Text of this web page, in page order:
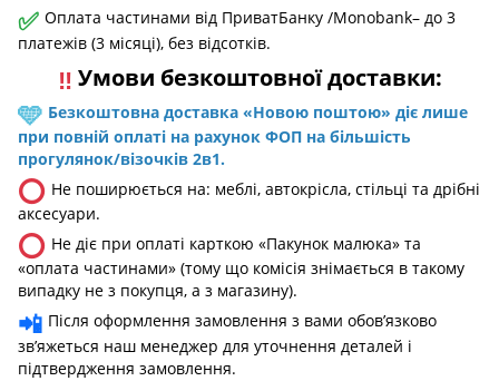
✅ Оплата частинами від ПриватБанку /Monobank– до 3
платежів (3 місяці), без відсотків.
‼️ Умови безкоштовної доставки:
🩵 Безкоштовна доставка «Новою поштою» діє лише
при повній оплаті на рахунок ФОП на більшість
прогулянок/візочків 2в1.
⭕ Не поширюється на: меблі, автокрісла, стільці та дрібні
аксесуари.
⭕ Не діє при оплаті карткою «Пакунок малюка» та
«оплата частинами» (тому що комісія знімається в такому
випадку не з покупця, а з магазину).
📲 Після оформлення замовлення з вами обов’язково
зв’яжеться наш менеджер для уточнення деталей і
підтвердження замовлення.